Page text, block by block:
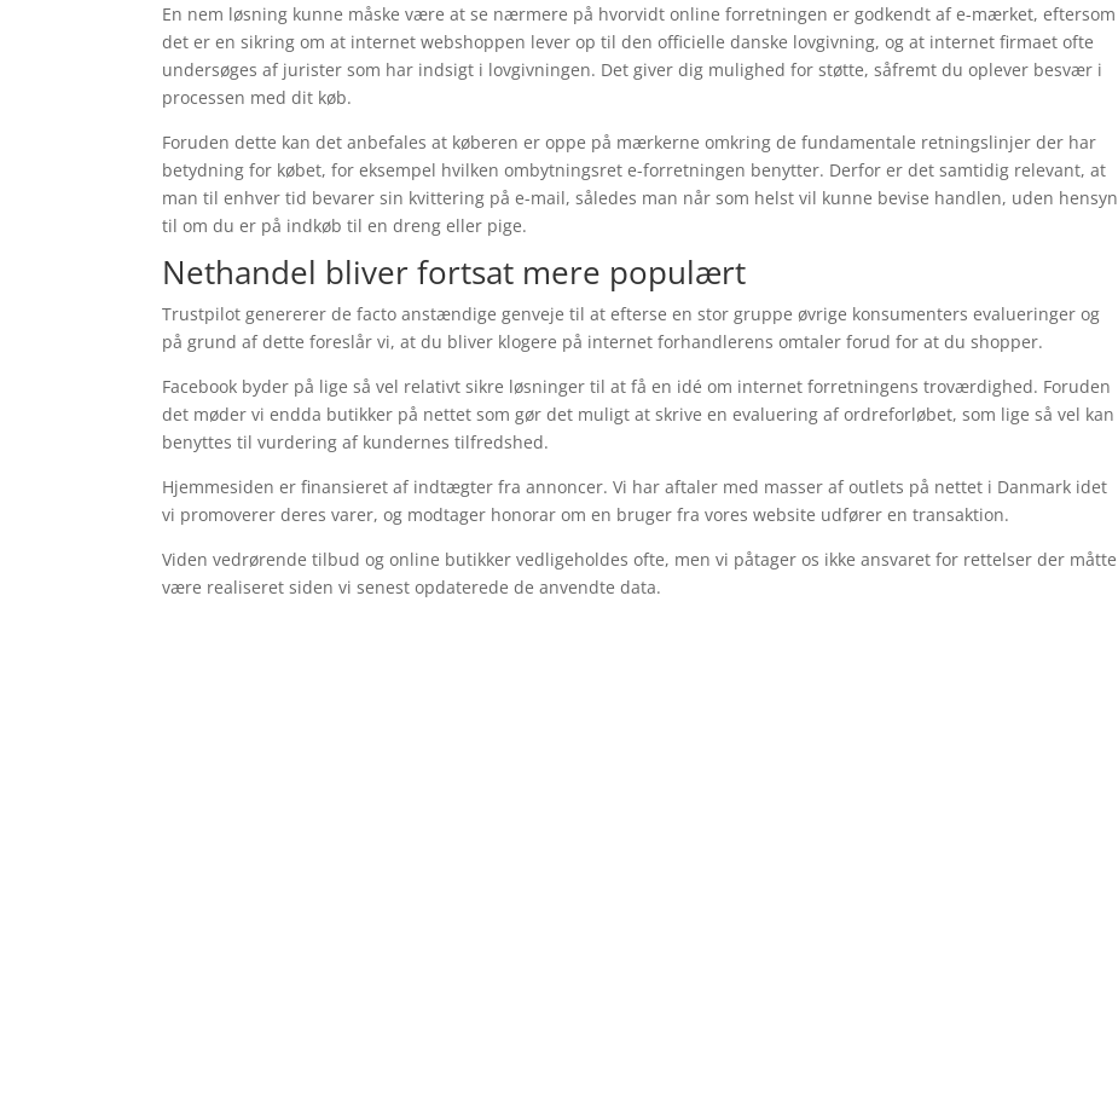
En nem løsning kunne måske være at se nærmere på hvorvidt online forretningen er godkendt af e-mærket, eftersom
det er en sikring om at internet webshoppen lever op til den officielle danske lovgivning, og at internet firmaet ofte
undersøges af jurister som har indsigt i lovgivningen. Det giver dig mulighed for støtte, såfremt du oplever besvær i
processen med dit køb.
Foruden dette kan det anbefales at køberen er oppe på mærkerne omkring de fundamentale retningslinjer der har
betydning for købet, for eksempel hvilken ombytningsret e-forretningen benytter. Derfor er det samtidig relevant, at
man til enhver tid bevarer sin kvittering på e-mail, således man når som helst vil kunne bevise handlen, uden hensyn
til om du er på indkøb til en dreng eller pige.
Nethandel bliver fortsat mere populært
Trustpilot genererer de facto anstændige genveje til at efterse en stor gruppe øvrige konsumenters evalueringer og
på grund af dette foreslår vi, at du bliver klogere på internet forhandlerens omtaler forud for at du shopper.
Facebook byder på lige så vel relativt sikre løsninger til at få en idé om internet forretningens troværdighed. Foruden
det møder vi endda butikker på nettet som gør det muligt at skrive en evaluering af ordreforløbet, som lige så vel kan
benyttes til vurdering af kundernes tilfredshed.
Hjemmesiden er finansieret af indtægter fra annoncer. Vi har aftaler med masser af outlets på nettet i Danmark idet
vi promoverer deres varer, og modtager honorar om en bruger fra vores website udfører en transaktion.
Viden vedrørende tilbud og online butikker vedligeholdes ofte, men vi påtager os ikke ansvaret for rettelser der måtte
være realiseret siden vi senest opdaterede de anvendte data.